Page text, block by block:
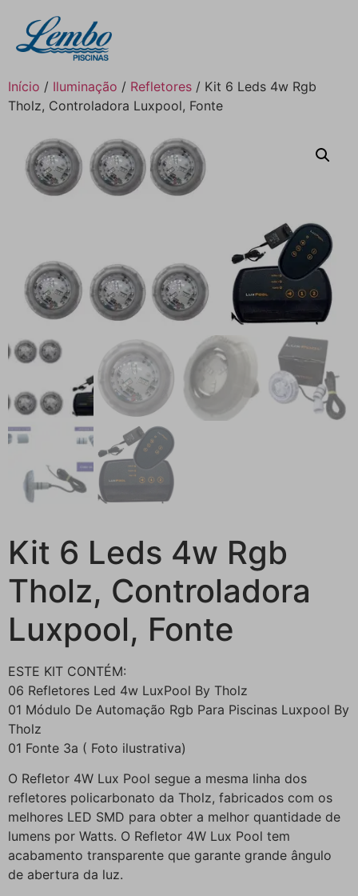
Início / Iluminação / Refletores / Kit 6 Leds 4w Rgb
Tholz, Controladora Luxpool, Fonte
Kit 6 Leds 4w Rgb
Tholz, Controladora
Luxpool, Fonte
ESTE KIT CONTÉM:
06 Refletores Led 4w LuxPool By Tholz
01 Módulo De Automação Rgb Para Piscinas Luxpool By
Tholz
01 Fonte 3a ( Foto ilustrativa)
O Refletor 4W Lux Pool segue a mesma linha dos
refletores policarbonato da Tholz, fabricados com os
melhores LED SMD para obter a melhor quantidade de
lumens por Watts. O Refletor 4W Lux Pool tem
acabamento transparente que garante grande ângulo
de abertura da luz.